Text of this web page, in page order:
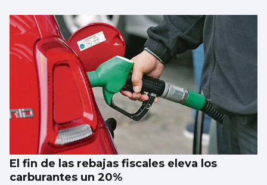
El fin de las rebajas fiscales eleva los
carburantes un 20%